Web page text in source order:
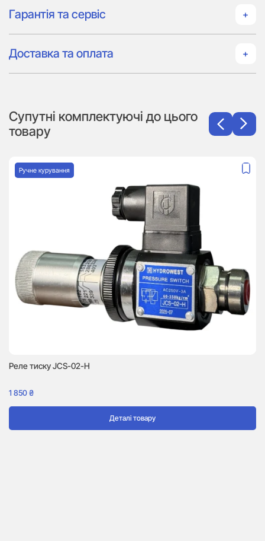
Гарантія та сервіс
Доставка та оплата
Супутні комплектуючі до цього
товару
Реле тиску JCS-02-H
1 850₴
Деталі товару
Ручне курування